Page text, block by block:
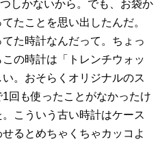
しかないから。でも、お袋か
たことを思い出したんだ。
た時計なんだって。ちょっ
の時計は「トレンチウォッ
。おそらくオリジナルのス
回も使ったことがなかったけ
こういう古い時計はケース
るとめちゃくちゃカッコよ